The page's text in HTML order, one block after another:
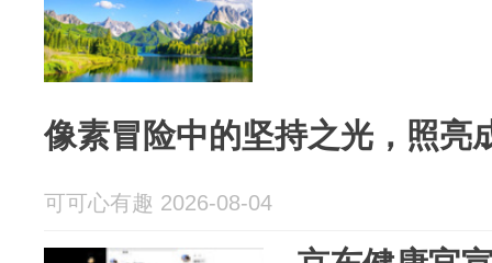
像素冒险中的坚持之光，照亮
可可心有趣 2026-08-04